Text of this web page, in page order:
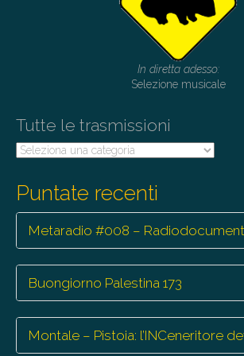
n
In diretta adesso:
Selezione musicale
Tutte le trasmissioni
Tutte
Puntate recenti
Metaradio #008 –
Buongiorno Palestina 173
Montale – Pistoia: l’INCeneritore